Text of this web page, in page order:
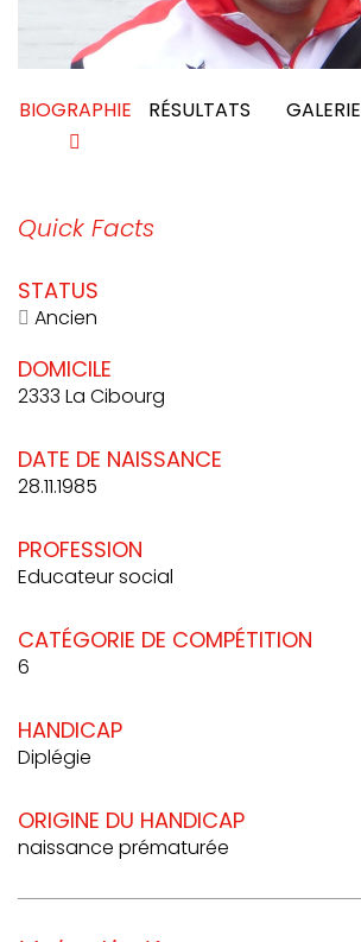
BIOGRAPHIE RÉSULTATS GALERIE
Quick Facts
STATUS
Ancien
DOMICILE
2333 La Cibourg
DATE DE NAISSANCE
28.11.1985
PROFESSION
Educateur social
CATÉGORIE DE COMPÉTITION
6
HANDICAP
Diplégie
ORIGINE DU HANDICAP
naissance prématurée